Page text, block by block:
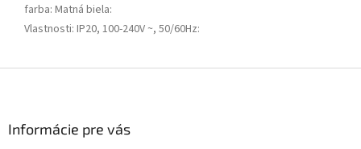
farba: Matná biela:
Vlastnosti: IP20, 100-240V ~, 50/60Hz:
Informácie pre vás